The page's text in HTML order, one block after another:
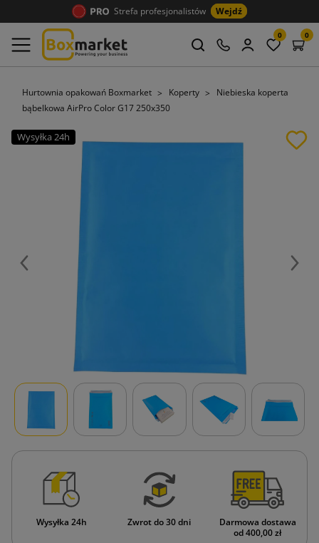
Strefa profesjonalistów Wejdź
0 0
Hurtownia opakowań Boxmarket Koperty
Niebieska koperta
bąbelkowa AirPro Color G17 250x350
Wysyłka 24h
Poprzedni
Wysyłka 24h Zwrot do 30 dni
Darmowa dostawa
od 400,00 zł